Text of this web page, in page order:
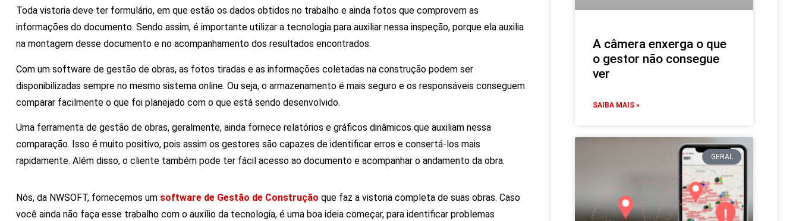
Toda vistoria deve ter formulário, em que estão os dados obtidos no trabalho e ainda fotos que comprovem as
informações do documento. Sendo assim, é importante utilizar a tecnologia para auxiliar nessa inspeção, porque ela auxilia
na montagem desse documento e no acompanhamento dos resultados encontrados.
Com um software de gestão de obras, as fotos tiradas e as informações coletadas na construção podem ser
disponibilizadas sempre no mesmo sistema online. Ou seja, o armazenamento é mais seguro e os responsáveis conseguem
comparar facilmente o que foi planejado com o que está sendo desenvolvido.
Uma ferramenta de gestão de obras, geralmente, ainda fornece relatórios e gráficos dinâmicos que auxiliam nessa
comparação. Isso é muito positivo, pois assim os gestores são capazes de identificar erros e consertá-los mais
rapidamente. Além disso, o cliente também pode ter fácil acesso ao documento e acompanhar o andamento da obra.
Nós, da NWSOFT, fornecemos um software de Gestão de Construção que faz a vistoria completa de suas obras. Caso
você ainda não faça esse trabalho com o auxílio da tecnologia, é uma boa ideia começar, para identificar problemas
A câmera enxerga o que
o gestor não consegue
ver
SAIBA MAIS »
GERAL